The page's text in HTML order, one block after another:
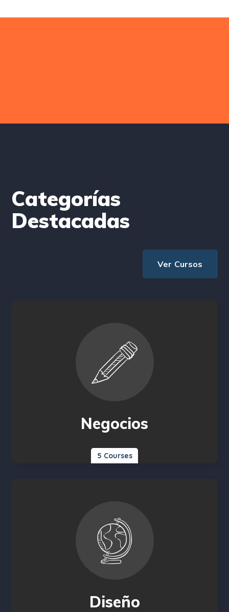
Categorías
Destacadas
Ver Cursos
Negocios
5 Courses
Diseño